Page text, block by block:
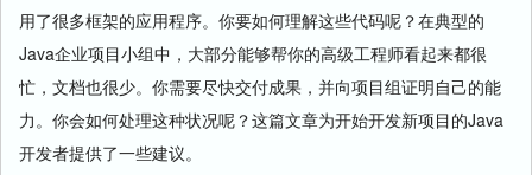
用了很多框架的应用程序。你要如何理解这些代码呢？在典型的
Java企业项目小组中，大部分能够帮你的高级工程师看起来都很
忙，文档也很少。你需要尽快交付成果，并向项目组证明自己的能
力。你会如何处理这种状况呢？这篇文章为开始开发新项目的Java
开发者提供了一些建议。